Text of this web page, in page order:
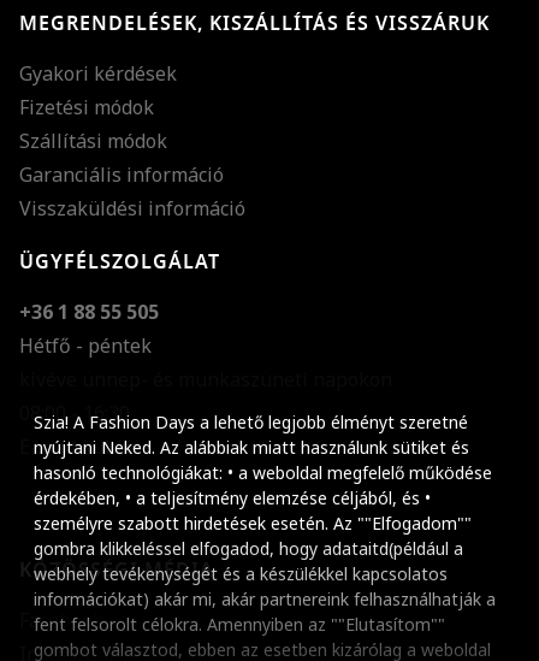
Szia! A Fashion Days a lehető legjobb élményt szeretné
nyújtani Neked. Az alábbiak miatt használunk sütiket és
hasonló technológiákat: • a weboldal megfelelő működése
érdekében, • a teljesítmény elemzése céljából, és •
személyre szabott hirdetések esetén. Az ""Elfogadom""
gombra klikkeléssel elfogadod, hogy adataitd(például a
webhely tevékenységét és a készülékkel kapcsolatos
információkat) akár mi, akár partnereink felhasználhatják a
fent felsorolt célokra. Amennyiben az ""Elutasítom""
gombot választod, ebben az esetben kizárólag a weboldal
MEGRENDELÉSEK, KISZÁLLÍTÁS ÉS VISSZÁRUK
Gyakori kérdések
Fizetési módok
Szállítási módok
Garanciális információ
Visszaküldési információ
ÜGYFÉLSZOLGÁLAT
+36 1 88 55 505
Hétfő - péntek
08:00 - 16:30
E-mail küldése
KÖZÖSSÉGI MÉDIA
Facebook
Instagram
Szöveg méretének
Szóköz növelése
Szóköz csökkentése
Sortávolság
Sortávolság